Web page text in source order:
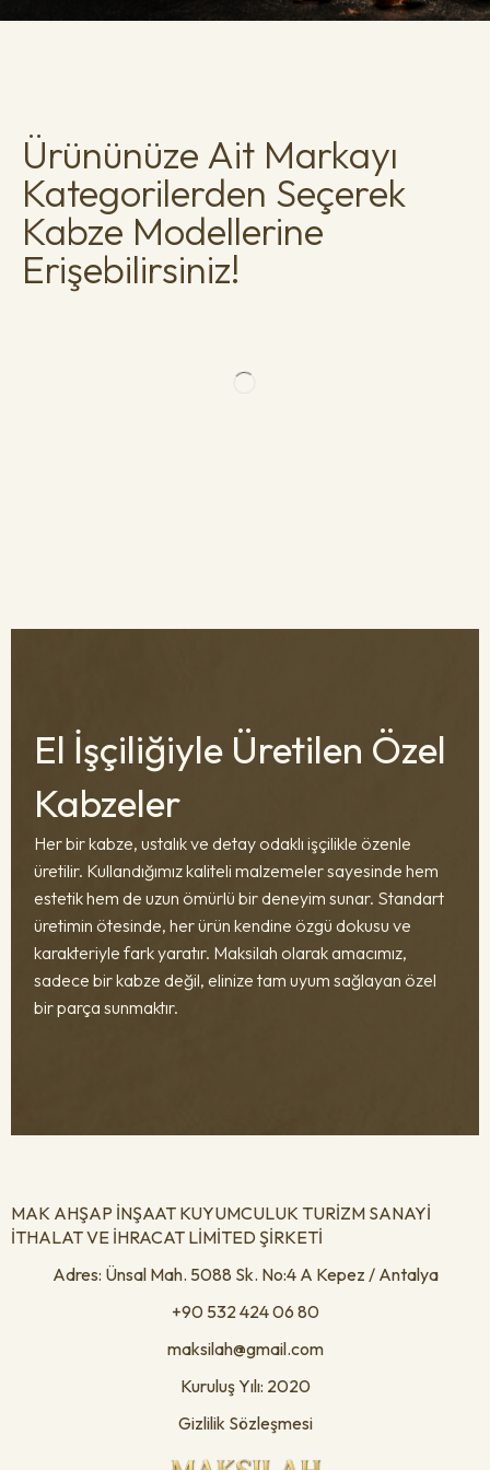
Ürününüze Ait Markayı
Kategorilerden Seçerek
Kabze Modellerine
Erişebilirsiniz!
El İşçiliğiyle Üretilen Özel
Kabzeler
Her bir kabze, ustalık ve detay odaklı işçilikle özenle
üretilir. Kullandığımız kaliteli malzemeler sayesinde hem
estetik hem de uzun ömürlü bir deneyim sunar. Standart
üretimin ötesinde, her ürün kendine özgü dokusu ve
karakteriyle fark yaratır. Maksilah olarak amacımız,
sadece bir kabze değil, elinize tam uyum sağlayan özel
bir parça sunmaktır.
MAK AHŞAP İNŞAAT KUYUMCULUK TURİZM SANAYİ
İTHALAT VE İHRACAT LİMİTED ŞİRKETİ
Adres: Ünsal Mah. 5088 Sk. No:4 A Kepez / Antalya
+90 532 424 06 80
maksilah@gmail.com
Kuruluş Yılı: 2020
Gizlilik Sözleşmesi